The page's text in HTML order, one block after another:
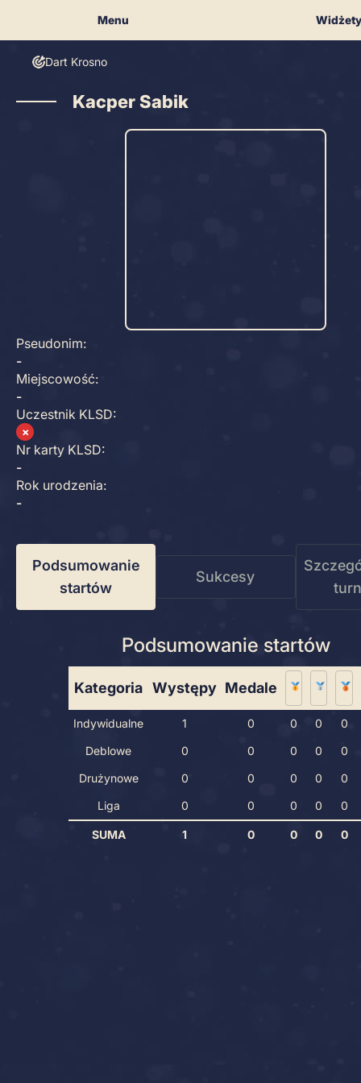
Menu
Dart Krosno
Kacper Sabik
Pseudonim:
-
Miejscowość:
-
Uczestnik KLSD:
✗
Nr karty KLSD:
-
Rok urodzenia:
-
Podsumowanie
startów
Sukcesy
Podsumowanie startów
Kategoria Występy Medale
Indywidualne 1 0 0 0
0
Deblowe
0 0 0 0
0
Drużynowe
0 0 0 0
0
Liga
0 0 0 0 0
SUMA 1 0 0 0 0
Widżety